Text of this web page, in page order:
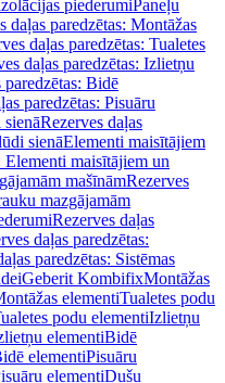
piederumiPaneļu
daļas paredzētas: Montāžas
daļas paredzētas: Tualetes
daļas paredzētas: Izlietņu
paredzētas: Bidē
paredzētas: Pisuāru
Rezerves daļas
sienāElementi maisītājiem
Elementi maisītājiem un
mašīnāmRezerves
mazgājamām
Rezerves daļas
daļas paredzētas:
paredzētas: Sistēmas
Geberit KombifixMontāžas
elementiTualetes podu
podu elementiIzlietņu
elementiBidē
elementiPisuāru
elementiDušu